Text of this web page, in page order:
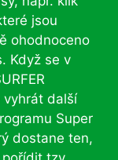
jsou
ohodnoceno
Když se v
vyhrát další
Super
dostane ten,